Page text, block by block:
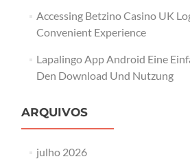
Accessing Betzino Casino UK
Convenient Experience
Lapalingo App Android Eine
Den Download Und Nutzung
ARQUIVOS
julho 2026